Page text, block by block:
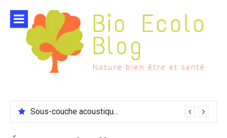
contenu
Sous-couche acoustique compatible chauffage sol